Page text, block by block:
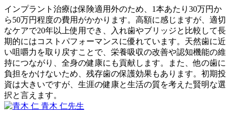
イ
ン
を
知
る
～
に
よ
っ
て
違
う
の
か
｜
小
インプラント治療は保険適用外のため、1本あたり30万円か
ら50万円程度の費用がかかります。高額に感じますが、適切
なケアで20年以上使用でき、入れ歯やブリッジと比較して長
期的にはコストパフォーマンスに優れています。天然歯に近
い咀嚼力を取り戻すことで、栄養吸収の改善や認知機能の維
持につながり、全身の健康にも貢献します。また、他の歯に
負担をかけないため、残存歯の保護効果もあります。初期投
資は大きいですが、生涯の健康と生活の質を考えた賢明な選
択と言えます。
青木 仁先生